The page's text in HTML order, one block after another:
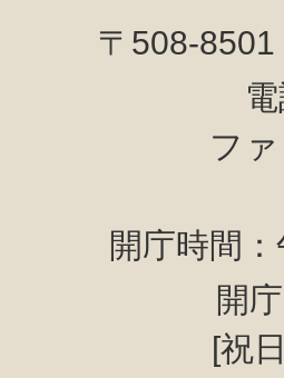
〒508-
フ
開庁時間
開
[祝